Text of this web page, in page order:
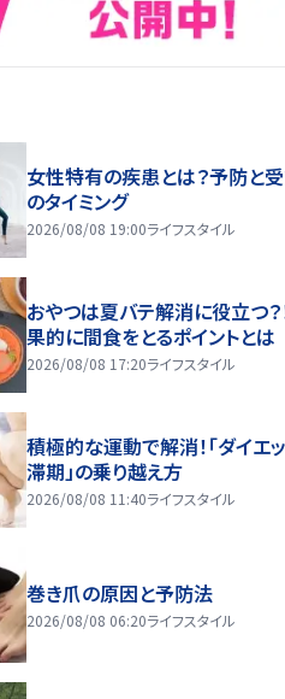
女性特有の疾患とは？予防と
のタイミング
2026/08/08 19:00ライフスタイル
おやつは夏バテ解消に役立つ？
果的に間食をとるポイントとは
2026/08/08 17:20ライフスタイル
積極的な運動で解消！「ダイエ
滞期」の乗り越え方
2026/08/08 11:40ライフスタイル
巻き爪の原因と予防法
2026/08/08 06:20ライフスタイル